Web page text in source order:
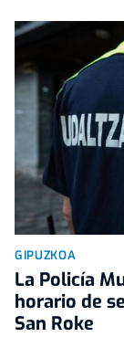
GIPUZKOA
La Policía
horario de
San Roke